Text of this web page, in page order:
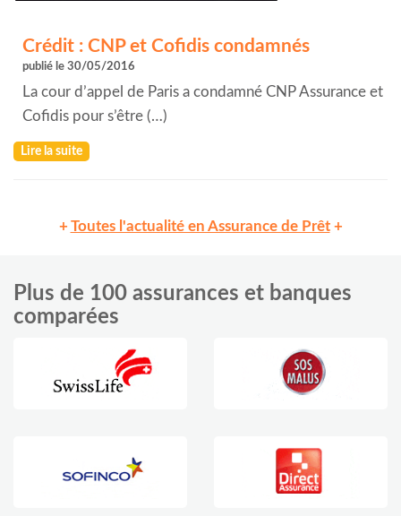
Crédit : CNP et Cofidis condamnés
publié le 30/05/2016
La cour d’appel de Paris a condamné CNP Assurance et
Cofidis pour s’être (…)
Lire la suite
+ Toutes l'actualité en Assurance de Prêt+
Plus de 100 assurances et banques
comparées